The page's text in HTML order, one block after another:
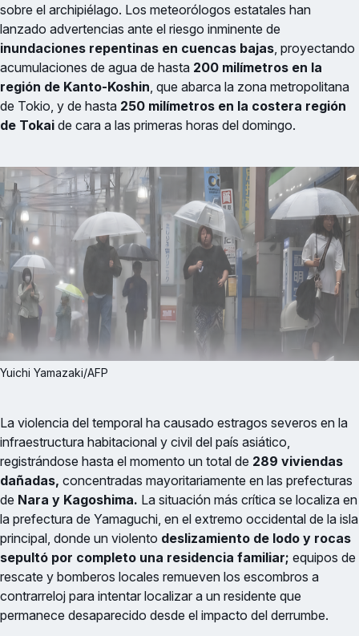
sobre el archipiélago. Los meteorólogos estatales han
lanzado advertencias ante el riesgo inminente de
inundaciones repentinas en cuencas bajas, proyectando
acumulaciones de agua de hasta 200 milímetros en la
región de Kanto-Koshin, que abarca la zona metropolitana
de Tokio, y de hasta 250 milímetros en la costera región
de Tokai de cara a las primeras horas del domingo.
Yuichi Yamazaki/AFP
La violencia del temporal ha causado estragos severos en la
infraestructura habitacional y civil del país asiático,
registrándose hasta el momento un total de 289 viviendas
dañadas, concentradas mayoritariamente en las prefecturas
de Nara y Kagoshima. La situación más crítica se localiza en
la prefectura de Yamaguchi, en el extremo occidental de la isla
principal, donde un violento deslizamiento de lodo y rocas
sepultó por completo una residencia familiar; equipos de
rescate y bomberos locales remueven los escombros a
contrarreloj para intentar localizar a un residente que
permanece desaparecido desde el impacto del derrumbe.